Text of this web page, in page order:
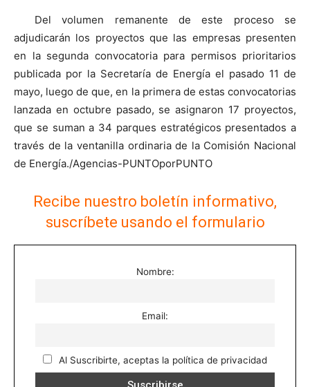
Del volumen remanente de este proceso se
adjudicarán los proyectos que las empresas presenten
en la segunda convocatoria para permisos prioritarios
publicada por la Secretaría de Energía el pasado 11 de
mayo, luego de que, en la primera de estas convocatorias
lanzada en octubre pasado, se asignaron 17 proyectos,
que se suman a 34 parques estratégicos presentados a
través de la ventanilla ordinaria de la Comisión Nacional
de Energía./Agencias-PUNTOporPUNTO
Recibe nuestro boletín informativo,
suscríbete usando el formulario
Nombre:
Email:
Al Suscribirte, aceptas la política de privacidad